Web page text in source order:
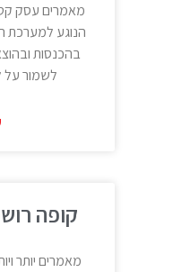
מאמרים עסק
הנוגע למערכת
בהכנסות
לשמור על
קופה
מאמרים יותר